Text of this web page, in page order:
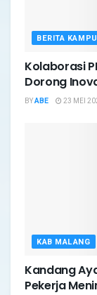
BERITA
Kolaborasi
Dorong
BYABE 23 MEI
KAB MALANG
Kandang
Pekerja